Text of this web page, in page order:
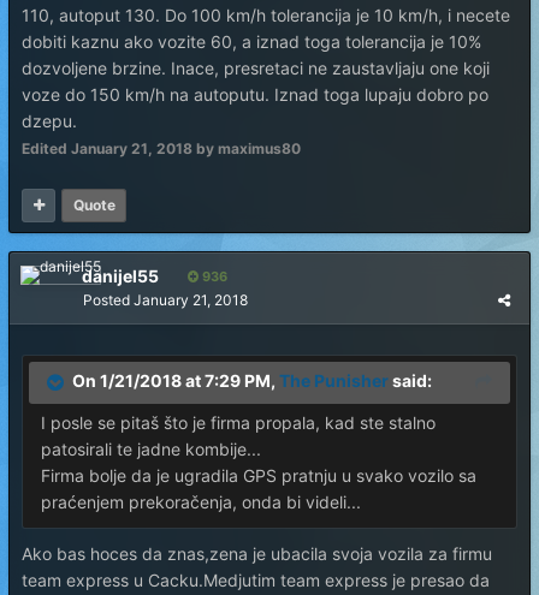
110, autoput 130. Do 100 km/h tolerancija je 10 km/h, i necete
dobiti kaznu ako vozite 60, a iznad toga tolerancija je 10%
dozvoljene brzine. Inace, presretaci ne zaustavljaju one koji
voze do 150 km/h na autoputu. Iznad toga lupaju dobro po
dzepu.
Edited January 21, 2018 by maximus80
Quote
danijel55 936
Posted January 21, 2018
On 1/21/2018 at 7:29 PM, The Punishersaid:
I posle se pitaš što je firma propala, kad ste stalno
patosirali te jadne kombije...
Firma bolje da je ugradila GPS pratnju u svako vozilo sa
praćenjem prekoračenja, onda bi videli...
Ako bas hoces da znas,zena je ubacila svoja vozila za firmu
team express u Cacku.Medjutim team express je presao da